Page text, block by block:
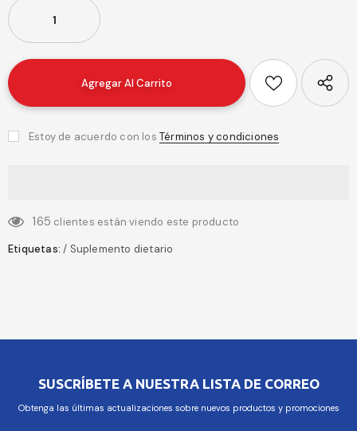
Estoy de acuerdo con los Términos y condiciones
165 clientes están viendo este producto
Etiquetas: / Suplemento dietario
SUSCRÍBETE A NUESTRA LISTA DE CORREO
Obtenga las últimas actualizaciones sobre nuevos productos y promociones